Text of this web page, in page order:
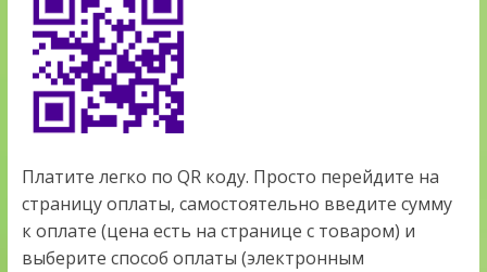
Платите легко по QR коду. Просто перейдите на
страницу оплаты, самостоятельно введите сумму
к оплате (цена есть на странице с товаром) и
выберите способ оплаты (электронным